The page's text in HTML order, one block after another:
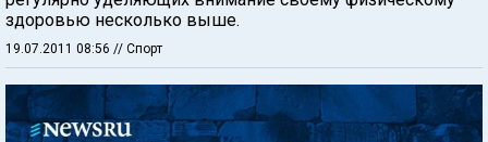
здоровью несколько выше.
19.07.2011 08:56 // Спорт